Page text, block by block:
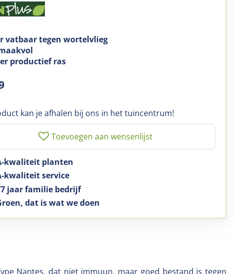
vatbaar tegen wortelvlieg
productief ras
kan je afhalen bij ons in het tuincentrum!
kwaliteit planten
kwaliteit service
jaar familie bedrijf
dat is wat we doen
Nantes, dat niet immuun, maar goed bestand is tegen